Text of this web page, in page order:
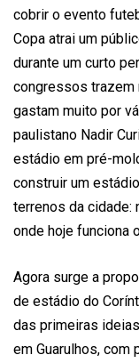
cobrir o evento
Copa atrai um
durante um curto
congressos trazem
gastam muito por
paulistano Nadir
estádio em pré-
construir um
terrenos da cidade:
onde hoje funciona
Agora surge a
de estádio do
das primeiras
em Guarulhos, com